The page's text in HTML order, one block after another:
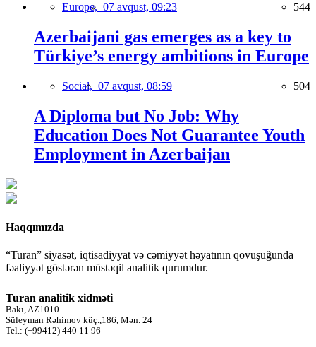
Europe, 07 avqust, 09:23 544
Azerbaijani gas emerges as a key to
Türkiye’s energy ambitions in Europe
Social, 07 avqust, 08:59 504
A Diploma but No Job: Why
Education Does Not Guarantee Youth
Employment in Azerbaijan
Haqqımızda
“Turan” siyasət, iqtisadiyyat və cəmiyyət həyatının qovuşuğunda
fəaliyyət göstərən müstəqil analitik qurumdur.
Turan analitik xidməti
Bakı, AZ1010
Süleyman Rəhimov küç.,186, Mən. 24
Tel.: (+99412) 440 11 96